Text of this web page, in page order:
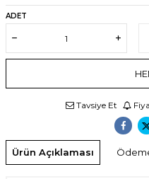
ADET
Tavsiye Et
Ürün Açıklaması